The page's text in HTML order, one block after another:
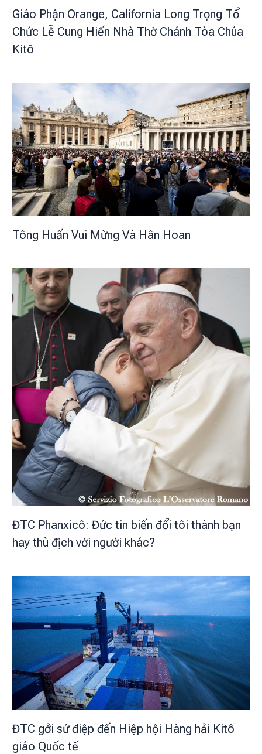
Giáo Phận Orange, California Long Trọng Tổ
Chức Lễ Cung Hiến Nhà Thờ Chánh Tòa Chúa
Kitô
Tông Huấn Vui Mừng Và Hân Hoan
ĐTC Phanxicô: Đức tin biến đổi tôi thành bạn
hay thù địch với người khác?
ĐTC gởi sứ điệp đến Hiệp hội Hàng hải Kitô
giáo Quốc tế